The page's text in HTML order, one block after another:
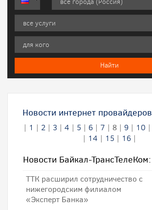
Новости интернет провайдеров
| 1 | 2| 3 | 4 | 5 | 6| 7 | 8| 9| 10 |
| 14 | 15 | 16 |
Новости Байкал-ТрансТелеКом:
ТТК расширил сотрудничество с
нижегородским филиалом
«Эксперт Банка»